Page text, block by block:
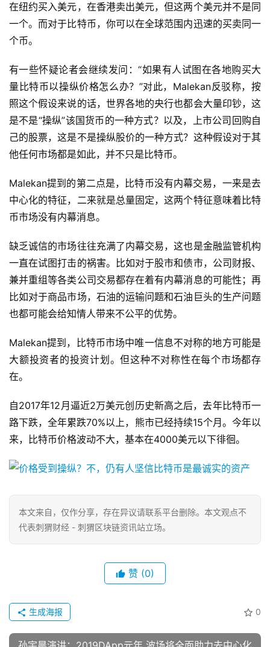
在纽约买入美元，在香港卖出美元，但这两个美元并不是同
一个。而对于比特币，你可以在全球范围内迅速的买卖同一
个币。
有一些怀疑论者会继续发问：“如果有人试图在各地购买大
量比特币以操纵价格怎么办？”对此，Malekan反驳称，按
照这个假设来说的话，世界各地的央行也都会大量印钞，这
是不是“操纵”该国货币的一种方式？以及，上市公司回购自
己的股票，这是不是操纵股价的一种方式？这种假设对于其
他任何市场都是如此，并不只是比特币。
Malekan提到的第二点是，比特币没有内幕交易，一来是去
中心化的特征，二来就是总量固定，这两个特征意味着比特
币市场没有内幕消息。
缺乏诚信的市场往往充满了内幕交易，这也是金融监管机构
一直在试图打击的祸害。比如对于股市和债市，公司财报、
兼并重组等各类公司交易都存在着有内幕消息的可能性；再
比如对于商品市场，石油的运输问题和石油巨头的生产问题
也都可能会给知情人带来不公平的优势。
Malekan提到，比特币市场中唯一信息不对称的地方可能是
大额投资者的投资计划。但这种不对称性在每个市场都存
在。
自2017年12月逼近2万美元创历史新高之后，去年比特币一
路下跌，全年累跌70%以上，熊市已经持续15个月。今年以
来，比特币价格波动不大，基本在4000美元以下徘徊。
本文来自 ，仅作分享，存在异议请联系平台删除。本文观点不
代表刺猬财经 - 刺猬区块链资讯站立场。
赞 (0)
0
生成海报